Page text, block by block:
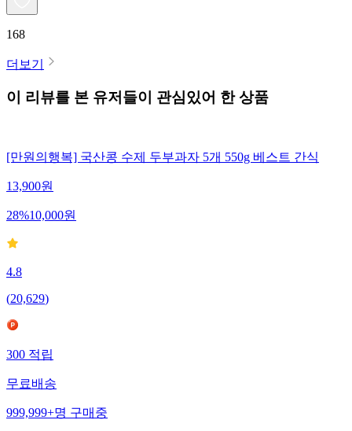
168
더보기
이 리뷰를 본 유저들이 관심있어 한 상품
[만원의행복] 국산콩 수제 두부과자 5개 550g 베스트 간식
13,900원
28%10,000원
4.8
(20,629)
300적립
무료배송
999,999+명구매중